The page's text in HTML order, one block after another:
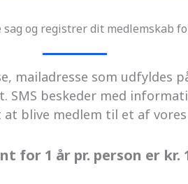
sag og registrer dit medlemskab
mailadresse som udfyldes
SMS beskeder med
blive medlem til et af
for 1 år pr. person er kr.